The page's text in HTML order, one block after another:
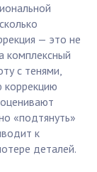
— это не
комплексный
с тенями,
коррекцию
«подтянуть»
к
деталей.